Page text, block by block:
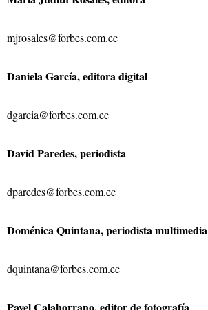
mjrosales@forbes.com.ec
Daniela García, editora digital
dgarcia@forbes.com.ec
David Paredes, periodista
dparedes@forbes.com.ec
Doménica Quintana, periodista multimedia
dquintana@forbes.com.ec